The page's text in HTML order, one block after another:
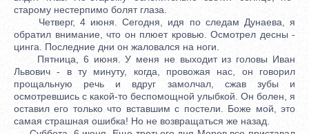
старому нестерпимо болят глаза.
Четверг, 4 июня. Сегодня, идя по следам Дунаева, я
обратил внимание, что он плюет кровью. Осмотрел десны -
цинга. Последние дни он жаловался на ноги.
Пятница, 6 июня. У меня не выходит из головы Иван
Львович - в ту минуту, когда, провожая нас, он говорил
прощальную речь и вдруг замолчал, сжав зубы и
осмотревшись с какой-то беспомощной улыбкой. Он болен, я
оставил его только что вставшим с постели. Боже мой, это
самая страшная ошибка! Но не возвращаться же назад.